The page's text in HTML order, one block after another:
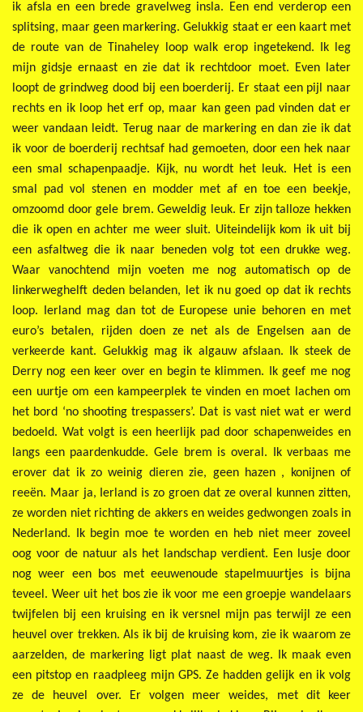
ik afsla en een brede gravelweg insla. Een end verderop een
splitsing, maar geen markering. Gelukkig staat er een kaart met
de route van de Tinaheley loop walk erop ingetekend. Ik leg
mijn gidsje ernaast en zie dat ik rechtdoor moet. Even later
loopt de grindweg dood bij een boerderij. Er staat een pijl naar
rechts en ik loop het erf op, maar kan geen pad vinden dat er
weer vandaan leidt. Terug naar de markering en dan zie ik dat
ik voor de boerderij rechtsaf had gemoeten, door een hek naar
een smal schapenpaadje. Kijk, nu wordt het leuk. Het is een
smal pad vol stenen en modder met af en toe een beekje,
omzoomd door gele brem. Geweldig leuk. Er zijn talloze hekken
die ik open en achter me weer sluit. Uiteindelijk kom ik uit bij
een asfaltweg die ik naar beneden volg tot een drukke weg.
Waar vanochtend mijn voeten me nog automatisch op de
linkerweghelft deden belanden, let ik nu goed op dat ik rechts
loop. Ierland mag dan tot de Europese unie behoren en met
euro’s betalen, rijden doen ze net als de Engelsen aan de
verkeerde kant. Gelukkig mag ik algauw afslaan. Ik steek de
Derry nog een keer over en begin te klimmen. Ik geef me nog
een uurtje om een kampeerplek te vinden en moet lachen om
het bord ‘no shooting trespassers’. Dat is vast niet wat er werd
bedoeld. Wat volgt is een heerlijk pad door schapenweides en
langs een paardenkudde. Gele brem is overal. Ik verbaas me
erover dat ik zo weinig dieren zie, geen hazen , konijnen of
reeën. Maar ja, Ierland is zo groen dat ze overal kunnen zitten,
ze worden niet richting de akkers en weides gedwongen zoals in
Nederland. Ik begin moe te worden en heb niet meer zoveel
oog voor de natuur als het landschap verdient. Een lusje door
nog weer een bos met eeuwenoude stapelmuurtjes is bijna
teveel. Weer uit het bos zie ik voor me een groepje wandelaars
twijfelen bij een kruising en ik versnel mijn pas terwijl ze een
heuvel over trekken. Als ik bij de kruising kom, zie ik waarom ze
aarzelden, de markering ligt plat naast de weg. Ik maak even
een pitstop en raadpleeg mijn GPS. Ze hadden gelijk en ik volg
ze de heuvel over. Er volgen meer weides, met dit keer